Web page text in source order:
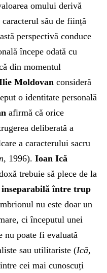
omului derivă
său de ființă
perspectivă conduce
începe odată cu
din momentul
Moldovan consideră
o identitate personală
afirmă că orice
deliberată a
a caracterului sacru
, 1996). Ioan Ică
trebuie să plece de la
între trup
nu este doar un
ci începutul unei
nu poate fi evaluată
sau utilitariste (Ică,
cei mai cunoscuți